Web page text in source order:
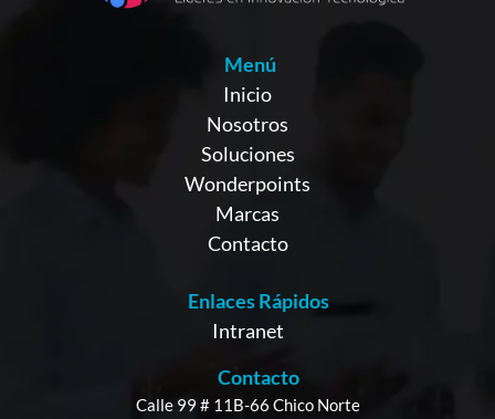
Menú
Inicio
Nosotros
Soluciones
Wonderpoints
Marcas
Contacto
Enlaces Rápidos
Intranet
Contacto
Calle 99 # 11B-66 Chico Norte